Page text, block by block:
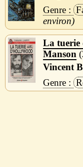
La tuerie
Manson
Vincent